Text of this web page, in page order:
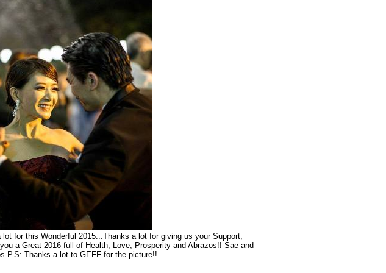
lot for this Wonderful 2015...Thanks a lot for giving us your Support,
a Great 2016 full of Health, Love, Prosperity and Abrazos!! Sae and
P.S: Thanks a lot to GEFF for the picture!!